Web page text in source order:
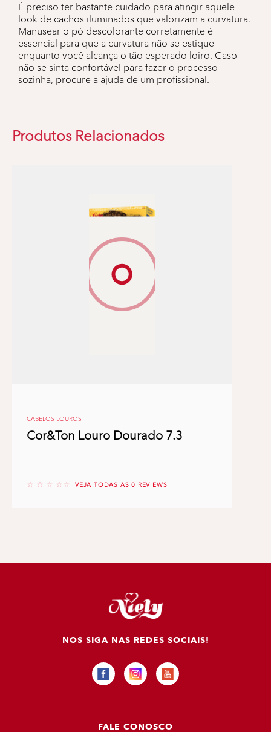
É preciso ter bastante cuidado para atingir aquele
look de cachos iluminados que valorizam a curvatura.
Manusear o pó descolorante corretamente é
essencial para que a curvatura não se estique
enquanto você alcança o tão esperado loiro. Caso
não se sinta confortável para fazer o processo
sozinha, procure a ajuda de um profissional.
Produtos Relacionados
CABELOS LOUROS
Cor&Ton Louro Dourado 7.3
No reviews VEJA TODAS AS 0 REVIEWS
FALE CONOSCO
NOS SIGA NAS REDES SOCIAIS!